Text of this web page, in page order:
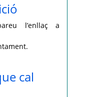
l’enllaç a
cal